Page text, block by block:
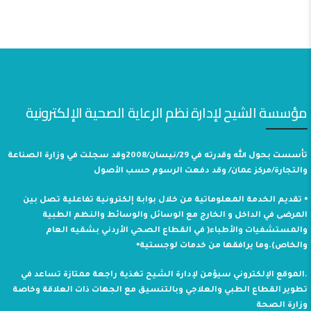
مؤسسة الشيح لإدارة نظم الرعاية الصحية الإلكترونية
تأسست بحول الله وقدرته في 29/نيسان/2008وقد سجلت في وزارة الصناعة
والتجارة/مركز عمان/ وقد دفعت الرسوم حسب الأصول
⦁ تقديم الخدمة المعلوماتية من خلال بوابة إلكترونية تفاعلية تصل بين
المرضى في الداخل و الخارج مع الوسائل والوسائط والنظم الطبية
والمستشفيات والأطباء( في القطاع الصحي الأردني بشقيه العام
والخاص).وما يرافقها من خدمات لوجستية⦁
.الموقع الإلكتروني سيؤمن لإدارة الشيح تغذية راجعة ممتازة تساعد في
تطوير القطاع الطبي والعلاجي وبالتنسيق مع الجهات ذات العلاقة وخاصة
وزارة الصحة